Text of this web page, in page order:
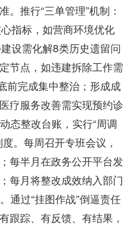
推行“三单管理”机制：
指标，如营商环境优化
设需化解8类历史遗留问
节点，如违建拆除工作需
前完成集中整治；形成成
疗服务改善需实现预约诊
态整改台账，实行“周调
。每周召开专班会议，
每半月在政务公开平台发
每月将整改成效纳入部门
通过“挂图作战”倒逼责任
跟踪、有反馈、有结果，